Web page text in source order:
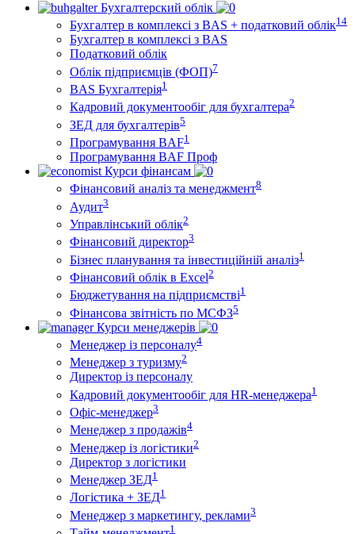
Бухгалтерский облік
Бухгалтер в комплексі з BAS + податковий облік14
Бухгалтер в комплексі з BAS
Податковий облік
Облік підприємців (ФОП)7
BAS Бухгалтерія1
Кадровий документообіг для бухгалтера2
ЗЕД для бухгалтерів5
Програмування BAF1
Програмування BAF Проф
Курси фінансам
Фінансовий аналіз та менеджмент8
Аудит3
Управлінський облік2
Фінансовий директор3
Бізнес планування та інвестиційній аналіз1
Фінансовий облiк в Excel2
Бюджетування на підприємстві1
Фінансова звітність по МСФЗ5
Курси менеджерів
Менеджер із персоналу4
Менеджер з туризму2
Директор iз персоналу
Кадровий документообіг для HR-менеджера1
Офіс-менеджер3
Менеджер з продажів4
Менеджер із логістики2
Директор з логістики
Менеджер ЗEД1
Логістика + ЗЕД1
Менеджер з маркетингу, реклами3
1